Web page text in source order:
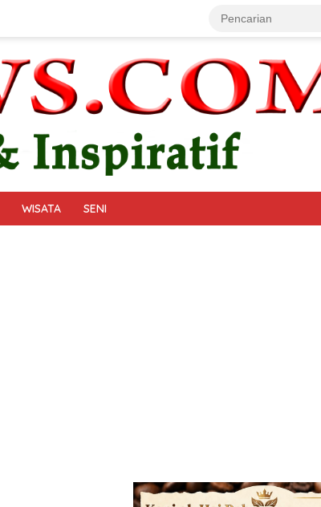
WISATA SENI